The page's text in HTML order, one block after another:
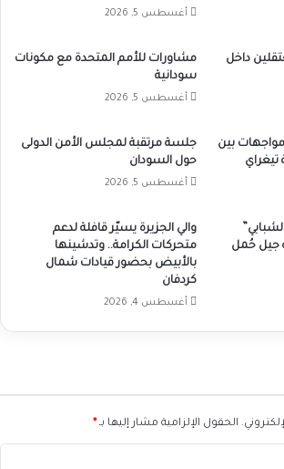
أغسطس 5, 2026
داخل
مشاورات للأمم المتحدة مع مكونات
سودانية
أغسطس 5, 2026
بين
تيغراي
جلسة مرتقبة لمجلس الأمن الدولى
حول السودان
أغسطس 5, 2026
جيل حُمل
والي الجزيرة يسيّر قافلة لدعم
متحركات الكرامة.. وتدشينها
بالأبيض بحضور قيادات شمال
كردفان
أغسطس 4, 2026
الحقول الإلزامية مشار إليها بـ*